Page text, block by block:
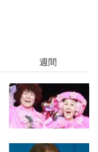
週間